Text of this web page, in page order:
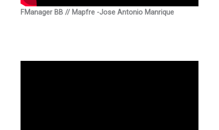
FManager BB // Mapfre -Jose Antonio Manrique